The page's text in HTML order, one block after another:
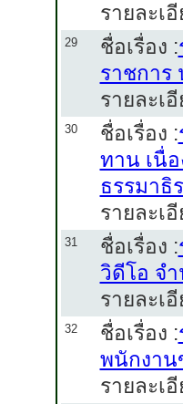
รายละเ
29 ชื่อเรื่อง :
ราชการ
รายละเ
30 ชื่อเรื่อง :
ทาน เนื่
ธรรมาธิ
รายละเ
31 ชื่อเรื่อง :
วิดีโอ จำ
รายละเ
32 ชื่อเรื่อง :
พนักงาน
รายละเ